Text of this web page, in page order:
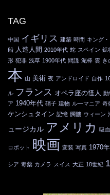
TAG
中国 イギリス 建築 時間 キング
船 人造人間 2010年代 蛇 スペイン 鉱
形 犯罪 浅草 1900年代 間諜 泥棒 雲 き
本 山 美術 夜 アンドロイド 自作
ル フランス オペラ座の怪人 動
ア 1940年代 硝子 建物 ルーマニア 奇
ケンシュタイン 記憶 髑髏 ウィーン
ュージカル アメリカ 吸
ロボット 映画 変装 写真 1970
シア 毒薬 カメラ スイス 大正 18世紀